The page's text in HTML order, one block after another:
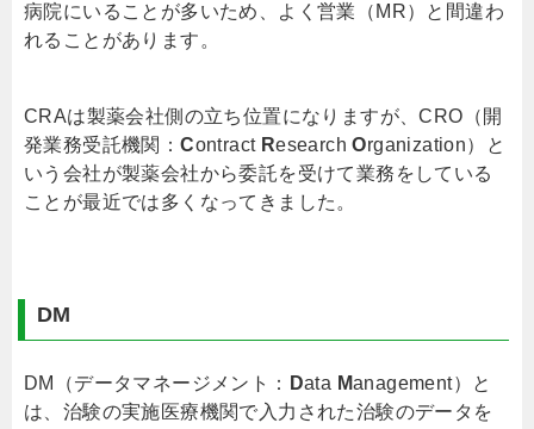
病院にいることが多いため、よく営業（MR）と間違わ
れることがあります。
CRAは製薬会社側の立ち位置になりますが、CRO（開
発業務受託機関：Contract Research Organization）と
いう会社が製薬会社から委託を受けて業務をしている
ことが最近では多くなってきました。
DM
DM（データマネージメント： Data Management）と
は、治験の実施医療機関で入力された治験のデータを